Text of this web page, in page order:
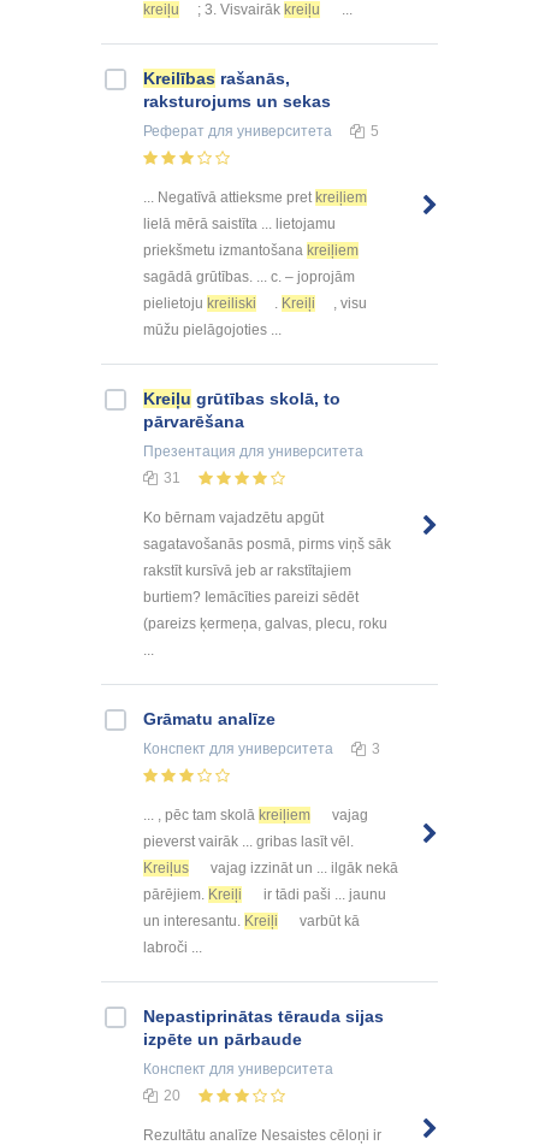
kreiļu
; 3. Visvairāk kreiļu ...
Kreilības rašanās,
raksturojums un sekas
Реферат для университета 5
... Negatīvā attieksme pret kreiļiem
lielā mērā saistīta ... lietojamu
priekšmetu izmantošana kreiļiem
sagādā grūtības. ... c. – joprojām
pielietoju kreiliski . Kreiļi
, visu
mūžu pielāgojoties ...
Kreiļu grūtības skolā, to
pārvarēšana
Презентация для университета
31
Ko bērnam vajadzētu apgūt
sagatavošanās posmā, pirms viņš sāk
rakstīt kursīvā jeb ar rakstītajiem
burtiem? Iemācīties pareizi sēdēt
(pareizs ķermeņa, galvas, plecu, roku
...
Grāmatu analīze
Конспект для университета 3
... , pēc tam skolā kreiļiem
vajag
pieverst vairāk ... gribas lasīt vēl.
Kreiļus
vajag izzināt un ... ilgāk nekā
pārējiem. Kreiļi
ir tādi paši ... jaunu
un interesantu. Kreiļi
varbūt kā
labroči ...
Nepastiprinātas tērauda sijas
izpēte un pārbaude
Конспект для университета
20
Rezultātu analīze Nesaistes cēloņi ir